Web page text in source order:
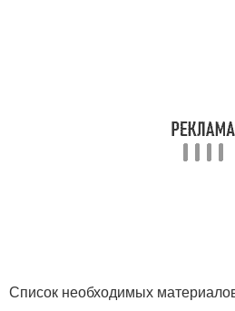
Список необходимых